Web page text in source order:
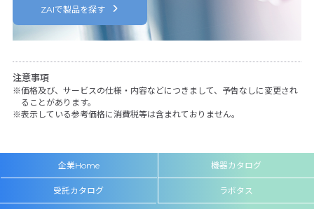
ZAIで製品を探す
注意事項
価格及び、サービスの仕様・内容などにつきまして、予告なしに変更され
ることがあります。
表示している参考価格に消費税等は含まれておりません。
企業Home 機器カタログ
受託カタログ ラボタス